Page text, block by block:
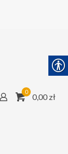
0
0,00 zł